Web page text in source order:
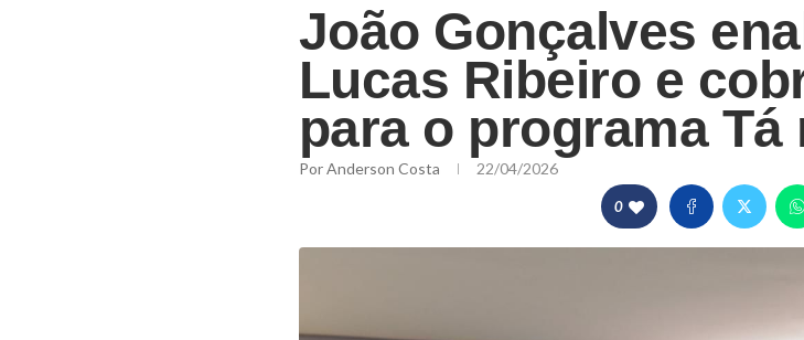
João Gonçalves
Lucas Ribeiro e
para o programa Tá
PorAnderson Costa 22/04/2026
0